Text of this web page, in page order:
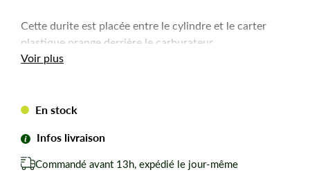
Cette durite est placée entre le cylindre et le carter
plastique orange derrière le carburateur.
Voir plus
En stock
Infos livraison
Commandé avant 13h, expédié le jour-même